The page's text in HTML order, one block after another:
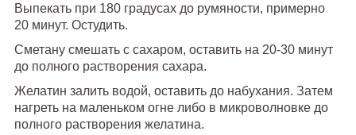
Выпекать при 180 градусах до румяности, примерно
20 минут. Остудить.
Сметану смешать с сахаром, оставить на 20-30 минут
до полного растворения сахара.
Желатин залить водой, оставить до набухания. Затем
нагреть на маленьком огне либо в микроволновке до
полного растворения желатина.